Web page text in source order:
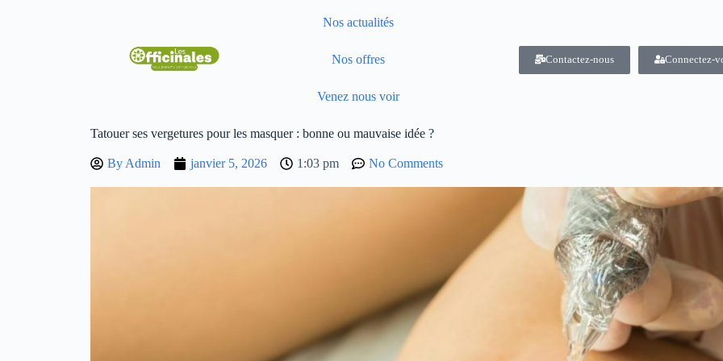
Nos actualités
Nos offres
Venez nous voir
Contactez-nous Connectez-
Tatouer ses vergetures pour les masquer : bonne ou mauvaise idée ?
By Admin janvier 5, 2026 1:03 pm No Comments